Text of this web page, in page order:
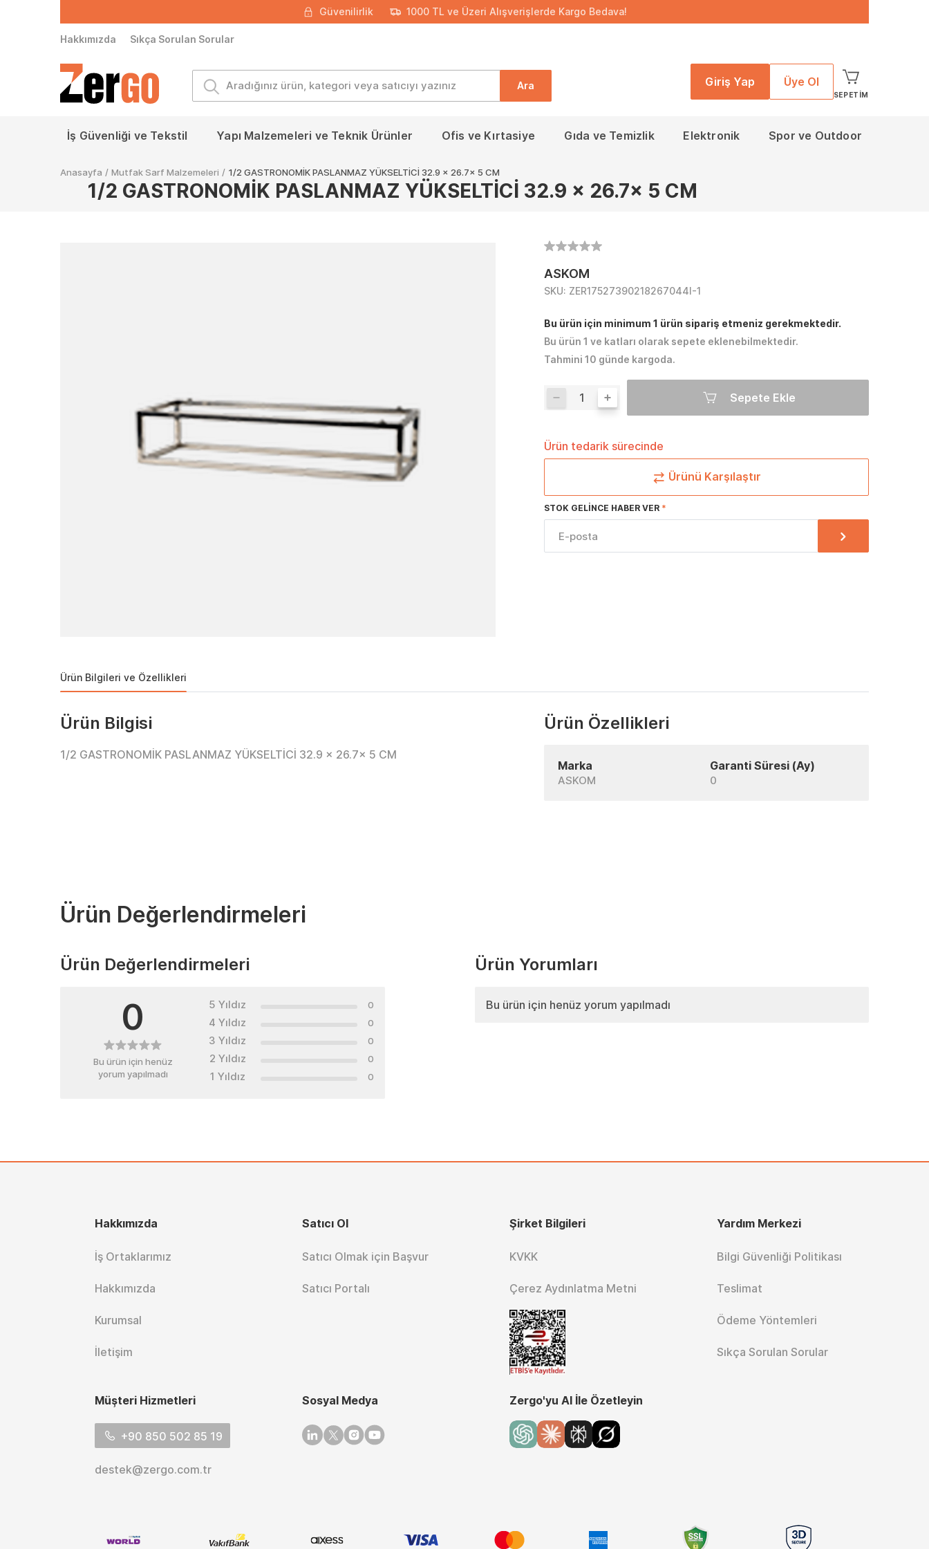
Güvenilirlik 1000 TL ve Üzeri Alışverişlerde Kargo Bedava!
Hakkımızda Sıkça Sorulan Sorular
Ara Giriş Yap Üye Ol
SEPETIM
İş Güvenliği ve Tekstil Yapı Malzemeleri ve Teknik Ürünler Ofis ve Kırtasiye Gıda ve Temizlik Elektronik Spor ve Outdoor
Anasayfa / Mutfak Sarf Malzemeleri / 1/2 GASTRONOMİK PASLANMAZ YÜKSELTİCİ 32.9 x 26.7x 5 CM
1/2 GASTRONOMİK PASLANMAZ YÜKSELTİCİ 32.9 x 26.7x 5 CM
ASKOM
SKU: ZER17527390218267044I-1
Bu ürün için minimum 1 ürün sipariş etmeniz gerekmektedir.
Bu ürün 1 ve katları olarak sepete eklenebilmektedir.
Tahmini 10 günde kargoda.
Sepete Ekle
Ürün tedarik sürecinde
Ürünü Karşılaştır
STOK GELINCE HABER VER
Ürün Bilgileri ve Özellikleri
Ürün Bilgisi
1/2 GASTRONOMİK PASLANMAZ YÜKSELTİCİ 32.9 x 26.7x 5 CM
Ürün Özellikleri
Marka
ASKOM
Garanti Süresi (Ay)
0
Ürün Değerlendirmeleri
Ürün Değerlendirmeleri
0
Bu ürün için henüz
yorum yapılmadı
5 Yıldız 0
4 Yıldız 0
3 Yıldız 0
2 Yıldız 0
1 Yıldız 0
Ürün Yorumları
Bu ürün için henüz yorum yapılmadı
Hakkımızda
İş Ortaklarımız
Hakkımızda
Kurumsal
İletişim
Satıcı Ol
Satıcı Olmak için Başvur
Satıcı Portalı
Şirket Bilgileri
KVKK
Çerez Aydınlatma Metni
Yardım Merkezi
Bilgi Güvenliği Politikası
Teslimat
Ödeme Yöntemleri
Sıkça Sorulan Sorular
Müşteri Hizmetleri
+90 850 502 85 19
destek@zergo.com.tr
Sosyal Medya
Linkedin
TwitterInstagram
Youtube
Zergo'yu AI İle Özetleyin